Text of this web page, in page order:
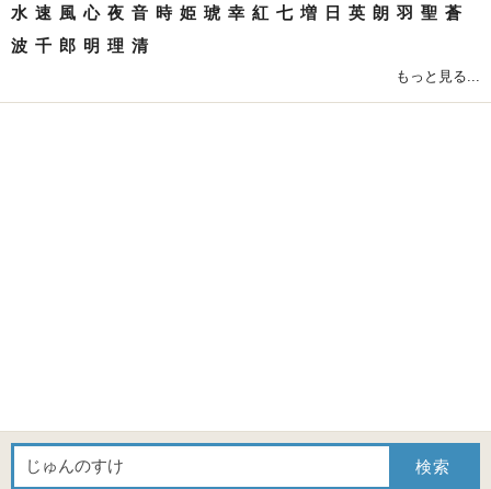
水 速 風 心 夜 音 時 姫 琥 幸 紅 七 増 日 英 朗 羽 聖 蒼
波 千 郎 明 理 清
もっと見る...